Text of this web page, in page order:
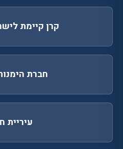
קרן קיימת
חברת
עיריית